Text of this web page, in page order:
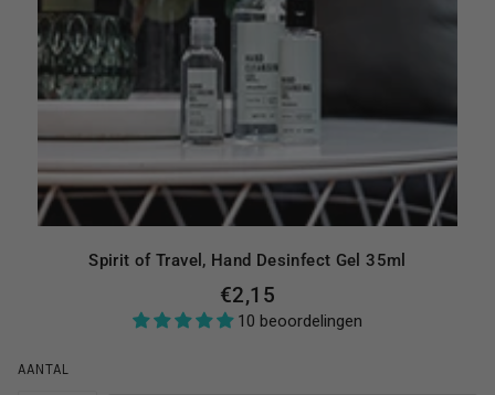
AANTAL
Spirit of Travel, Hand Desinfect Gel 35ml
€2,15
10 beoordelingen